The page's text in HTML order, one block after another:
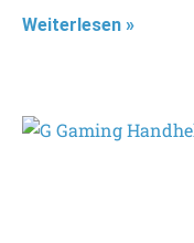
Weiterlesen »